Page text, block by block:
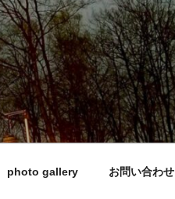
photo gallery お問い合わせ